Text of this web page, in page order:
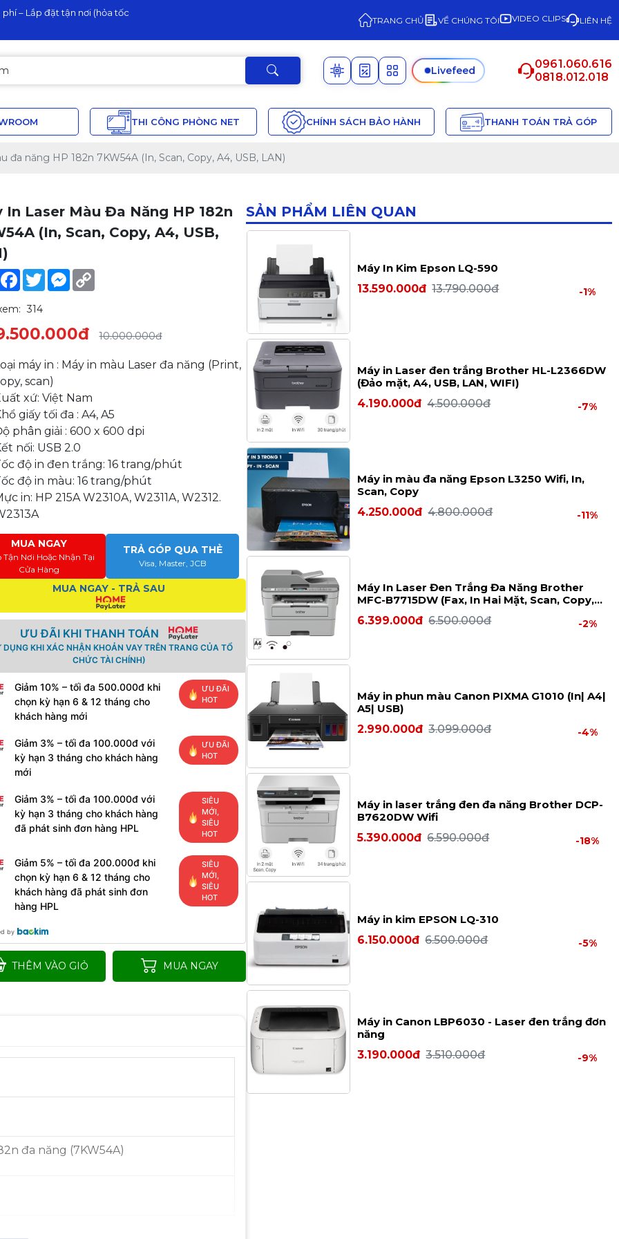
phí – Lắp đặt tận nơi (hỏa tốc
TRANG CHỦ VỀ CHÚNG TÔI VIDEO CLIPS LIÊN HỆ
Livefeed
0961.060.616
0818.012.018
THI CÔNG PHÒNG NET CHÍNH SÁCH BẢO HÀNH THANH TOÁN TRẢ GÓP
đa năng HP 182n 7KW54A (In, Scan, Copy, A4, USB, LAN)
In Laser Màu Đa Năng HP 182n
(In, Scan, Copy, A4, USB,
Facebook
TwitterMessenger
314
10.000.000đ
máy in : Máy in màu Laser đa năng (Print,
scan)
xứ: Việt Nam
giấy tối đa : A4, A5
phân giải : 600 x 600 dpi
nối: USB 2.0
độ in đen trắng: 16 trang/phút
độ in màu: 16 trang/phút
in: HP 215A W2310A, W2311A, W2312.
MUA NGAY
Tận Nơi Hoặc Nhận Tại
Cửa Hàng
TRẢ GÓP QUA THẺ
Visa, Master, JCB
MUA NGAY - TRẢ SAU
ƯU ĐÃI KHI THANH TOÁN
DỤNG KHI XÁC NHẬN KHOẢN VAY TRÊN TRANG CỦA TỔ
CHỨC TÀI CHÍNH)
Giảm 10% – tối đa 500.000đ khi
chọn kỳ hạn 6 & 12 tháng cho
khách hàng mới
ƯU ĐÃI
HOT
Giảm 3% – tối đa 100.000đ với
kỳ hạn 3 tháng cho khách hàng
mới
ƯU ĐÃI
HOT
Giảm 3% – tối đa 100.000đ với
kỳ hạn 3 tháng cho khách hàng
đã phát sinh đơn hàng HPL
SIÊU
MỚI,
SIÊU
HOT
Giảm 5% – tối đa 200.000đ khi
chọn kỳ hạn 6 & 12 tháng cho
khách hàng đã phát sinh đơn
hàng HPL
SIÊU
MỚI,
SIÊU
HOT
by
THÊM VÀO GIỎ MUA NGAY
đa năng (7KW54A)
SẢN PHẨM LIÊN QUAN
Máy In Kim Epson LQ-590
13.590.000đ 13.790.000đ -1%
Máy in Laser đen trắng Brother HL-L2366DW
(Đảo mặt, A4, USB, LAN, WIFI)
4.190.000đ 4.500.000đ -7%
Máy in màu đa năng Epson L3250 Wifi, In,
Scan, Copy
4.250.000đ 4.800.000đ -11%
Máy In Laser Đen Trắng Đa Năng Brother
MFC-B7715DW (Fax, In Hai Mặt, Scan, Copy,
6.399.000đ 6.500.000đ -2%
Máy in phun màu Canon PIXMA G1010 (In| A4|
A5| USB)
2.990.000đ 3.099.000đ -4%
Máy in laser trắng đen đa năng Brother DCP-
B7620DW Wifi
5.390.000đ 6.590.000đ -18%
Máy in kim EPSON LQ-310
6.150.000đ 6.500.000đ -5%
Máy in Canon LBP6030 - Laser đen trắng đơn
năng
3.190.000đ 3.510.000đ -9%